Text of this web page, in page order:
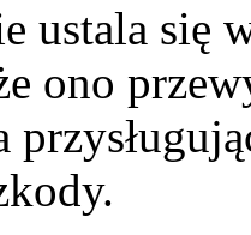
ustala się
ono